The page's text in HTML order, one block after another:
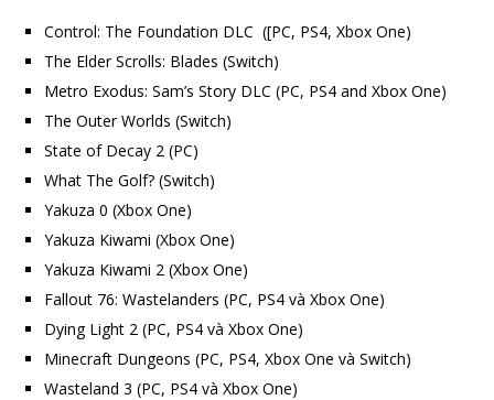
Control: The Foundation DLC ([PC, PS4, Xbox One)
The Elder Scrolls: Blades (Switch)
Metro Exodus: Sam’s Story DLC (PC, PS4 and Xbox One)
The Outer Worlds (Switch)
State of Decay 2 (PC)
What The Golf? (Switch)
Yakuza 0 (Xbox One)
Yakuza Kiwami (Xbox One)
Yakuza Kiwami 2 (Xbox One)
Fallout 76: Wastelanders (PC, PS4 và Xbox One)
Dying Light 2 (PC, PS4 và Xbox One)
Minecraft Dungeons (PC, PS4, Xbox One và Switch)
Wasteland 3 (PC, PS4 và Xbox One)